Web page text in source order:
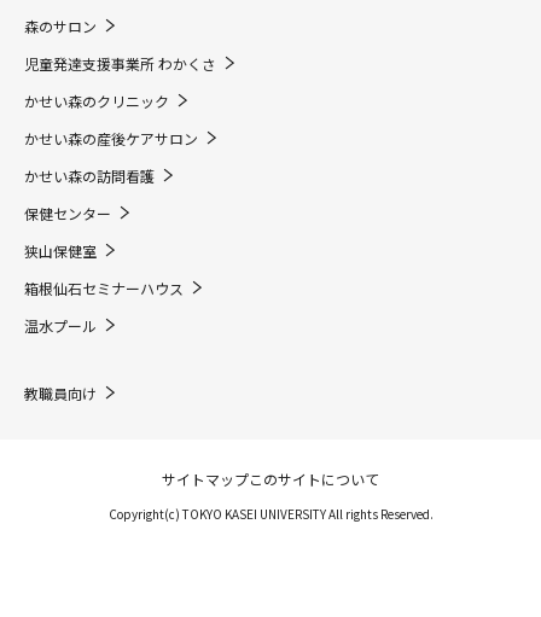
森のサロン
児童発達支援事業所 わかくさ
かせい森のクリニック
かせい森の産後ケアサロン
かせい森の訪問看護
保健センター
狭山保健室
箱根仙石セミナーハウス
温水プール
教職員向け
サイトマップこのサイトについて
Copyright(c) TOKYO KASEI UNIVERSITY All rights Reserved.